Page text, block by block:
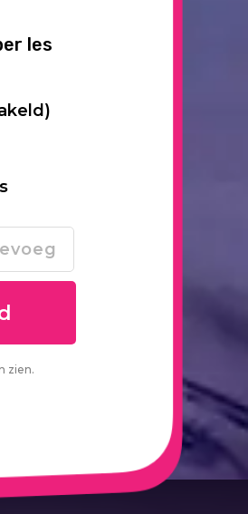
les
zien.